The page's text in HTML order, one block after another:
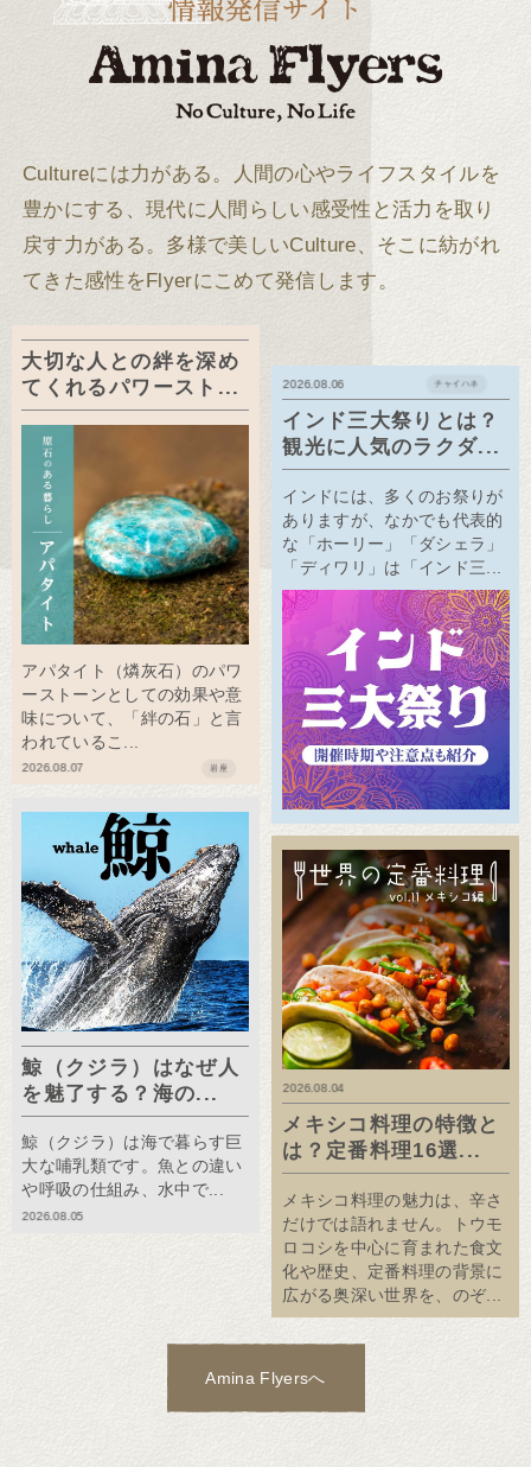
Cultureには力がある。
人間の心やライフスタイルを
豊かにする、現代に人間らしい感受性と活力を取り
戻す力がある。 多様で美しいCulture、そこに紡がれ
てきた感性をFlyerにこめて発信します。
大切な人との絆を深め
てくれるパワースト...
アパタイト（燐灰石）のパワ
ーストーンとしての効果や意
味について、「絆の石」と言
われているこ...
2026.08.07 岩座
インド三大祭りとは？
観光に人気のラクダ...
インドには、多くのお祭りが
ありますが、なかでも代表的
な「ホーリー」「ダシェラ」
「ディワリ」は「インド三...
2026.08.06 チャイハネ
鯨（クジラ）はなぜ人
を魅了する？海の...
鯨（クジラ）は海で暮らす巨
大な哺乳類です。魚との違い
や呼吸の仕組み、水中で...
2026.08.05
メキシコ料理の特徴と
は？定番料理16選...
メキシコ料理の魅力は、辛さ
だけでは語れません。トウモ
ロコシを中心に育まれた食文
化や歴史、定番料理の背景に
広がる奥深い世界を、のぞ...
2026.08.04
Amina Flyersへ